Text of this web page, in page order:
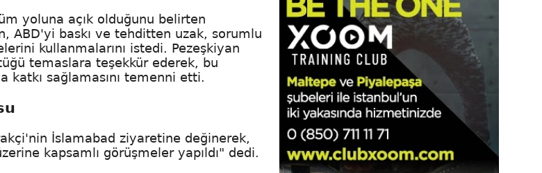
yoluna açık olduğunu belirten
ABD'yi baskı ve tehditten uzak, sorumlu
kullanmalarını istedi. Pezeşkiyan
temaslara teşekkür ederek, bu
katkı sağlamasını temenni etti.
İslamabad ziyaretine değinerek,
kapsamlı görüşmeler yapıldı" dedi.